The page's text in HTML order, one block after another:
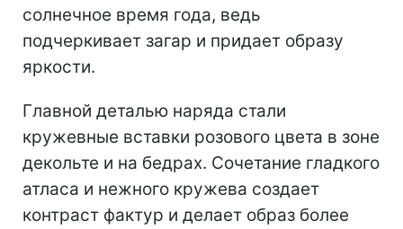
солнечное время года, ведь
подчеркивает загар и придает образу
яркости.
Главной деталью наряда стали
кружевные вставки розового цвета в зоне
декольте и на бедрах. Сочетание гладкого
атласа и нежного кружева создает
контраст фактур и делает образ более